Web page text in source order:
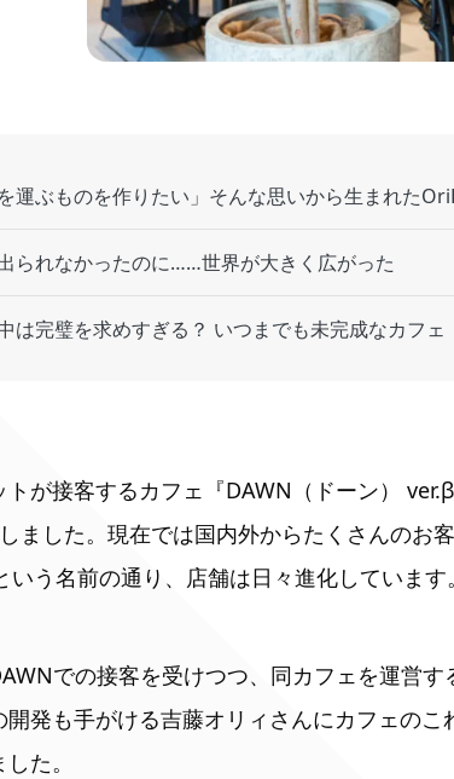
を運ぶものを作りたい」そんな思いから生まれた
られなかったのに……世界が大きく広がった
は完璧を求めすぎる？ いつまでも未完成なカフェ
が接客するカフェ『DAWN（ドーン）
ました。現在では国内外からたくさんのお
いう名前の通り、店舗は日々進化しています。
での接客を受けつつ、同カフェを運営
開発も手がける吉藤オリィさんにカフェの
た。